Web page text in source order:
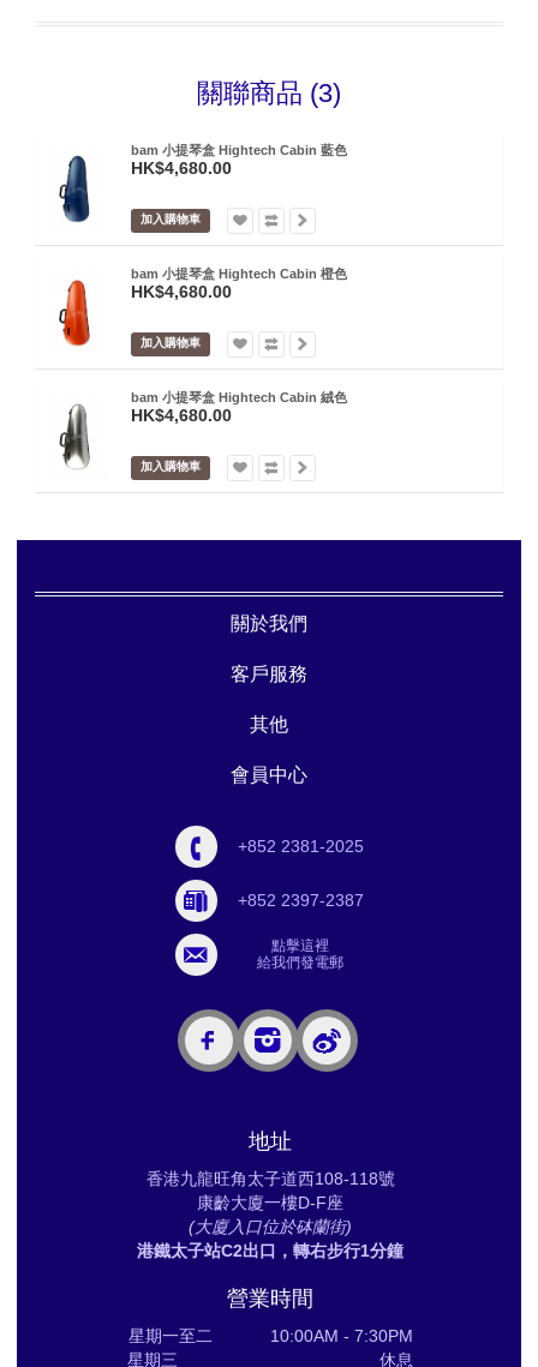
關聯商品 (3)
bam 小提琴盒 Hightech Cabin 藍色
HK$4,680.00
加入購物車
bam 小提琴盒 Hightech Cabin 橙色
HK$4,680.00
加入購物車
bam 小提琴盒 Hightech Cabin 絨色
HK$4,680.00
加入購物車
關於我們
客戶服務
其他
會員中心
+852 2381-2025
+852 2397-2387
點擊這裡
給我們發電郵
地址
香港九龍旺角太子道西108-118號
康齡大廈一樓D-F座
(大廈入口位於砵蘭街)
港鐵太子站C2出口，轉右步行1分鐘
營業時間
星期一至二 10:00AM - 7:30PM
星期三 休息